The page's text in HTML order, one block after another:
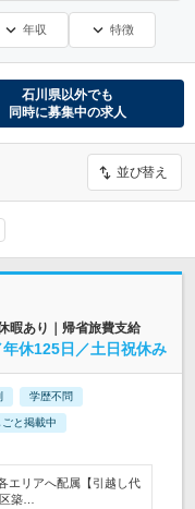
年収 特徴
石川県以外でも
同時に募集中の求人
並び替え
暇あり｜帰省旅費支給
年休125日／土日祝休み
学歴不問
と掲載中
エリアへ配属【引越し代
築…